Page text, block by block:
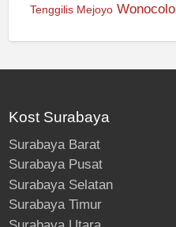
Tenggilis Mejoyo Wonocolo
Kost Surabaya
Surabaya Barat
Surabaya Pusat
Surabaya Selatan
Surabaya Timur